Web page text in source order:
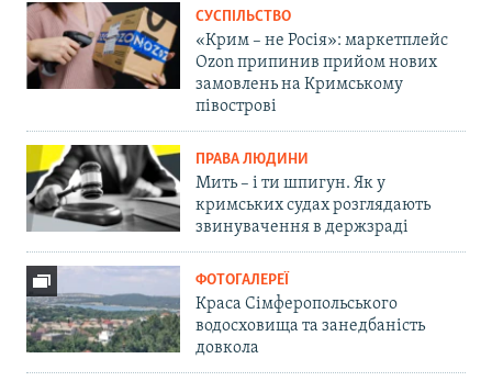
СУСПІЛЬСТВО
«Крим – не Росія»: маркетплейс
Ozon припинив прийом нових
замовлень на Кримському
півострові
ПРАВА ЛЮДИНИ
Мить – і ти шпигун. Як у
кримських судах розглядають
звинувачення в держзраді
ФОТОГАЛЕРЕЇ
Краса Сімферопольського
водосховища та занедбаність
довкола